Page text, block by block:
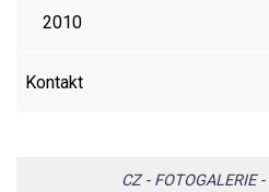
2010
Kontakt
CZ- FOTOGALERIE-